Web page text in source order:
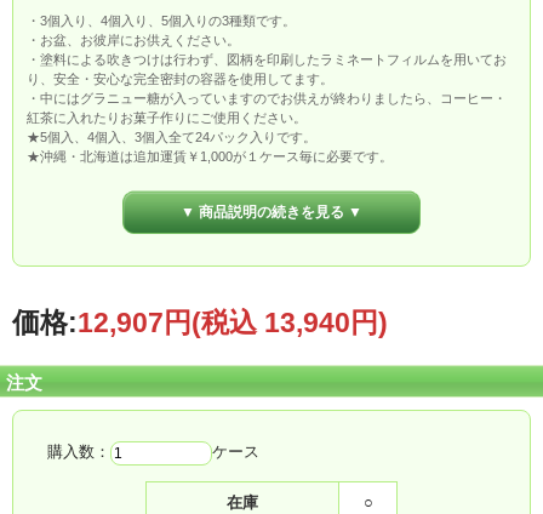
・3個入り、4個入り、5個入りの3種類です。
・お盆、お彼岸にお供えください。
・塗料による吹きつけは行わず、図柄を印刷したラミネートフィルムを用いてお
り、安全・安心な完全密封の容器を使用してます。
・中にはグラニュー糖が入っていますのでお供えが終わりましたら、コーヒー・
紅茶に入れたりお菓子作りにご使用ください。
★5個入、4個入、3個入全て24パック入りです。
★沖縄・北海道は追加運賃￥1,000が１ケース毎に必要です。
▼ 商品説明の続きを見る ▼
価格:12,907円(税込 13,940円)
注文
購入数： ケース
在庫 ○